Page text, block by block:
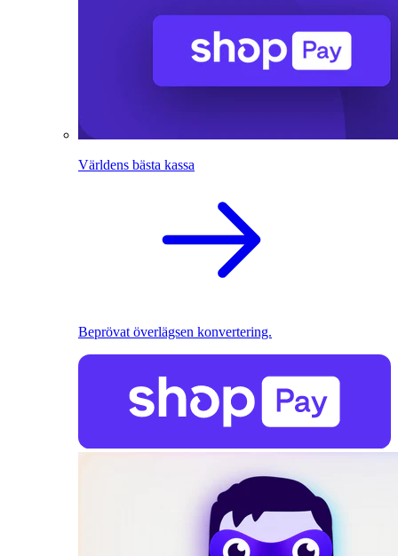
Världens bästa kassa
Beprövat överlägsen konvertering.